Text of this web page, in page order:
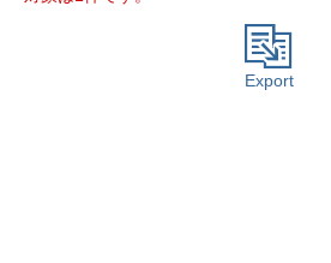
Export